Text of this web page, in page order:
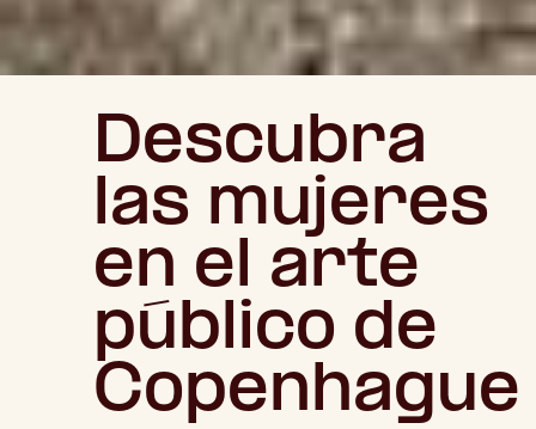
Descubra
las mujeres
en el arte
público de
Copenhague